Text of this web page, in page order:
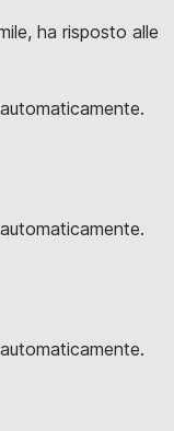
ha risposto alle